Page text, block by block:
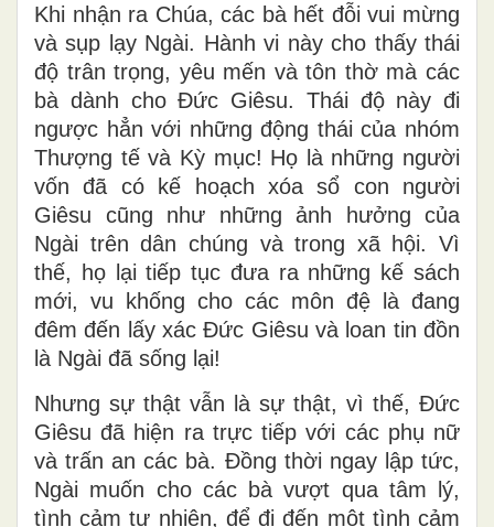
Khi nhận ra Chúa, các bà hết đỗi vui mừng
và sụp lạy Ngài. Hành vi này cho thấy thái
độ trân trọng, yêu mến và tôn thờ mà các
bà dành cho Đức Giêsu. Thái độ này đi
ngược hẳn với những động thái của nhóm
Thượng tế và Kỳ mục! Họ là những người
vốn đã có kế hoạch xóa sổ con người
Giêsu cũng như những ảnh hưởng của
Ngài trên dân chúng và trong xã hội. Vì
thế, họ lại tiếp tục đưa ra những kế sách
mới, vu khống cho các môn đệ là đang
đêm đến lấy xác Đức Giêsu và loan tin đồn
là Ngài đã sống lại!
Nhưng sự thật vẫn là sự thật, vì thế, Đức
Giêsu đã hiện ra trực tiếp với các phụ nữ
và trấn an các bà. Đồng thời ngay lập tức,
Ngài muốn cho các bà vượt qua tâm lý,
tình cảm tự nhiên, để đi đến một tình cảm